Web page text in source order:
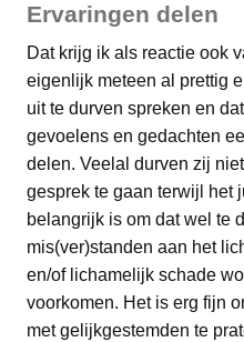
Ervaringen delen
Dat krijg ik als reactie ook
eigenlijk meteen al prettig
uit te durven spreken en
gevoelens en gedachten
delen. Veelal durven zij
gesprek te gaan terwijl het
belangrijk is om dat wel te
mis(ver)standen aan het
en/of lichamelijk schade
voorkomen. Het is erg fijn
met gelijkgestemden te